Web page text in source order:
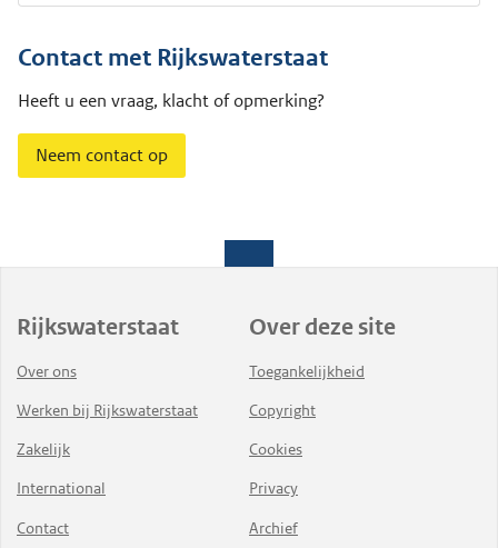
Contact met Rijkswaterstaat
Heeft u een vraag, klacht of opmerking?
Neem contact op
Rijkswaterstaat
Over ons
Werken bij Rijkswaterstaat
Zakelijk
International
Contact
Over deze site
Toegankelijkheid
Copyright
Cookies
Privacy
Archief